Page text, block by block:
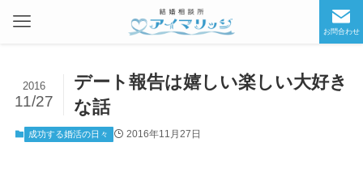
お問合わせ
デート報告は嬉しい楽しい大好き
な話
2016
11/27
成功する婚活の日々 2016年11月27日